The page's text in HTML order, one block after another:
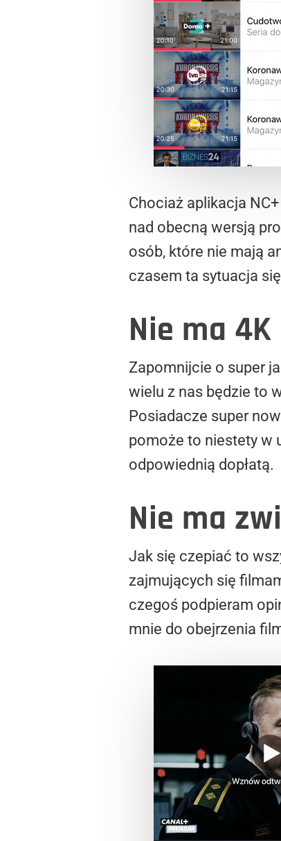
Chociaż aplikacja
nad obecną wersją
osób, które nie mają
czasem ta sytuacja
Nie ma 4K
Zapomnijcie o super
wielu z nas będzie to
Posiadacze super
pomoże to niestety w
odpowiednią dopłatą.
Nie ma
Jak się czepiać to
zajmujących się
czegoś podpieram
mnie do obejrzenia